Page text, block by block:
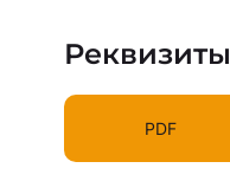
Реквизиты
PDF